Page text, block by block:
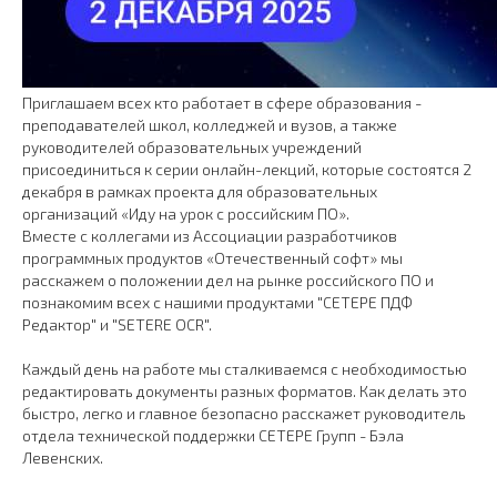
Приглашаем всех кто работает в сфере образования -
преподавателей школ, колледжей и вузов, а также
руководителей образовательных учреждений
присоединиться к серии онлайн-лекций, которые состоятся 2
декабря в рамках проекта для образовательных
организаций «Иду на урок с российским ПО».
Вместе с коллегами из Ассоциации разработчиков
программных продуктов «Отечественный софт» мы
расскажем о положении дел на рынке российского ПО и
познакомим всех с нашими продуктами "СЕТЕРЕ ПДФ
Редактор" и "SETERE OCR".
Каждый день на работе мы сталкиваемся с необходимостью
редактировать документы разных форматов. Как делать это
быстро, легко и главное безопасно расскажет руководитель
отдела технической поддержки СЕТЕРЕ Групп - Бэла
Левенских.